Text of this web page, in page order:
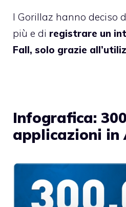
I Gorillaz hanno deciso
più e di registrare un
Fall, solo grazie
Infografica:
applicazioni in